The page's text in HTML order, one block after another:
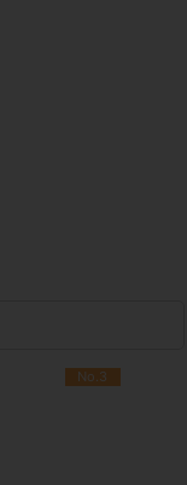
No.3